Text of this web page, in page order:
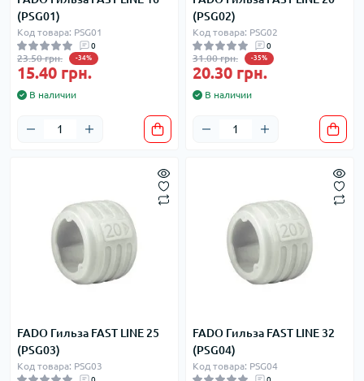
(PSG01)
Код товара: PSG01
0
23.50 грн. -34%
15.40 грн.
В наличии
(PSG02)
Код товара: PSG02
0
31.00 грн. -35%
20.30 грн.
В наличии
FADO Гильза FAST LINE 25
(PSG03)
Код товара: PSG03
FADO Гильза FAST LINE 32
(PSG04)
Код товара: PSG04